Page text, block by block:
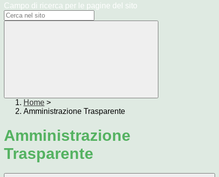
Campo di ricerca per le pagine del sito
Home >
Amministrazione Trasparente
Amministrazione
Trasparente